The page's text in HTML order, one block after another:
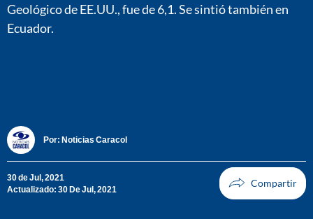
Geológico de EE.UU., fue de 6,1. Se sintió también en
Ecuador.
Por: Noticias Caracol
30 de Jul, 2021
Actualizado: 30 De Jul, 2021